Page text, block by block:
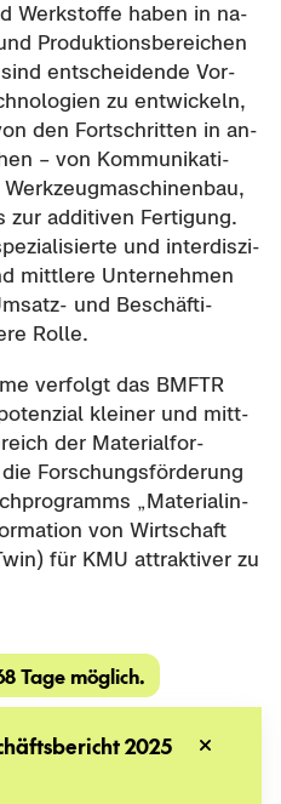
Werk­stof­fe haben in na­
Pro­duk­ti­ons­be­rei­chen
ent­schei­den­de Vor­
zu ent­wi­ckeln,
den Fort­schrit­ten in an­
– von Kom­mu­ni­ka­ti­
zur ad­di­ti­ven Fer­ti­gung.
und in­ter­dis­zi­
mitt­le­re Un­ter­neh­men
und Be­schäf­ti­
Rolle.
ver­folgt das BMFTR
klei­ner und mitt­
der Ma­te­ri­al­for­
For­schungs­för­de­rung
„Ma­te­ri­a­l­in­
von Wirt­schaft
für KMU at­trak­ti­ver zu
Tage mög­lich.
End­da­tum
15. Ok­to­ber 2026
2025